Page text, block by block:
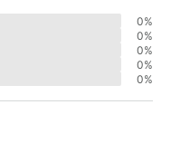
0%
0%
0%
0%
0%